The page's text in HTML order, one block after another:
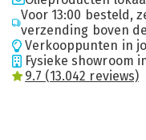
Voor 13:00 besteld,
verzending boven
Verkooppunten in
Fysieke showroom
9.7 (13.042 reviews)